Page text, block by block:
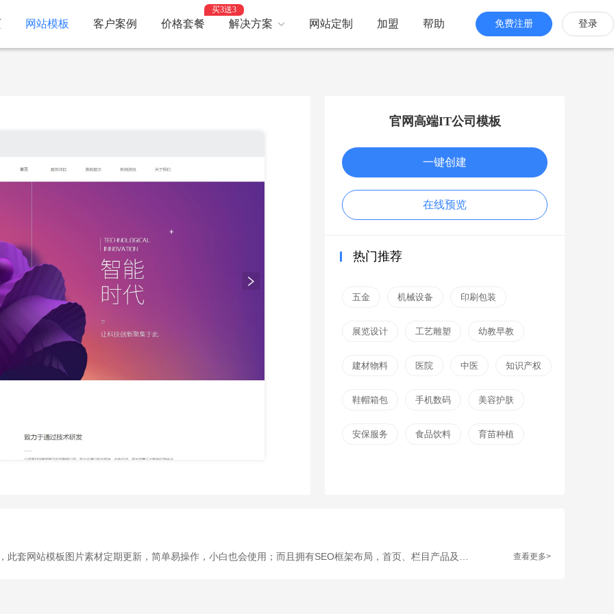
免费注册 登录
网站模板 客户案例 价格套餐
买3送3
解决方案
精美网站一键生成
建站简单，管理便捷
网站定制 加盟 帮助
官网高端IT公司模板
一键创建
在线预览
热门推荐
五金 机械设备 印刷包装
展览设计 工艺雕塑 幼教早教
建材物料 医院 中医 知识产权
鞋帽箱包 手机数码 美容护肤
安保服务 食品饮料 育苗种植
查看更多>
服务繁忙，请稍后再试。